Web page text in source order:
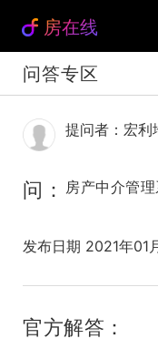
房在线
问答专区
提问者：宏利
问： 房产中介管
发布日期 2021年01
官方解答：